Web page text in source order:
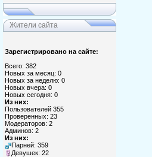
Жители сайта
Зарегистрировано на сайте:
Всего: 382
Новых за месяц: 0
Новых за неделю: 0
Новых вчера: 0
Новых сегодня: 0
Из них:
Пользователей 355
Проверенных: 23
Модераторов: 2
Админов: 2
Из них:
Парней: 359
Девушек: 22